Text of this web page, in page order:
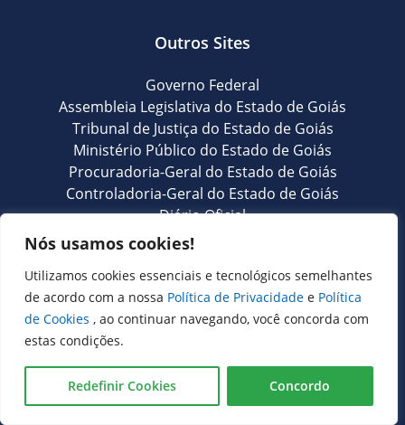
Nós usamos cookies!
Utilizamos cookies essenciais e tecnológicos semelhantes
de acordo com a nossa Política de Privacidade e Política
de Cookies , ao continuar navegando, você concorda com
estas condições.
Redefinir Cookies Concordo
Outros Sites
Governo Federal
Assembleia Legislativa do Estado de Goiás
Tribunal de Justiça do Estado de Goiás
Ministério Público do Estado de Goiás
Procuradoria-Geral do Estado de Goiás
Controladoria-Geral do Estado de Goiás
Diário Oficial
Transparência e Ouvidoria
LGPD
SIC – Serviço de Informação ao Cidadão